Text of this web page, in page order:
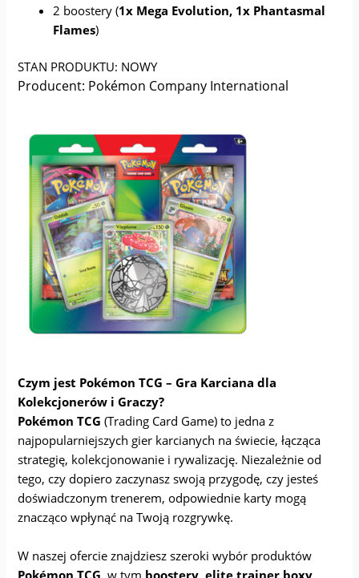
2 boostery (1x Mega Evolution, 1x Phantasmal
Flames)
STAN PRODUKTU: NOWY
Producent: Pokémon Company International
Czym jest Pokémon TCG – Gra Karciana dla
Kolekcjonerów i Graczy?
Pokémon TCG (Trading Card Game) to jedna z
najpopularniejszych gier karcianych na świecie, łącząca
strategię, kolekcjonowanie i rywalizację. Niezależnie od
tego, czy dopiero zaczynasz swoją przygodę, czy jesteś
doświadczonym trenerem, odpowiednie karty mogą
znacząco wpłynąć na Twoją rozgrywkę.
W naszej ofercie znajdziesz szeroki wybór produktów
Pokémon TCG , w tym boostery, elite trainer boxy,